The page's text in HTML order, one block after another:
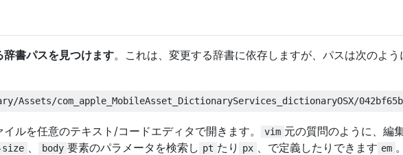
辞書パスを見つけます。これは、変更する辞書に依存しますが、パスは次のよう
ルを任意のテキスト/コードエディタで開きます。 vim 元の質問のように、編
body 要素のパラメータを検索し pt たり px 、で定義したりできます em